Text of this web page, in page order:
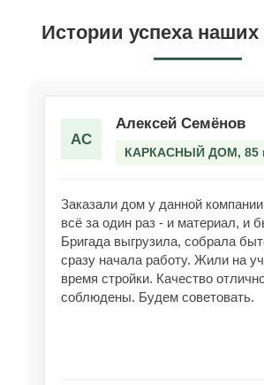
Истории успеха наших
АС
Алексей Семёнов
КАРКАСНЫЙ ДОМ, 85
Заказали дом у данной
всё за один раз - и материал, и
Бригада выгрузила, собрала
сразу начала работу. Жили на
время стройки. Качество
соблюдены. Будем советовать.